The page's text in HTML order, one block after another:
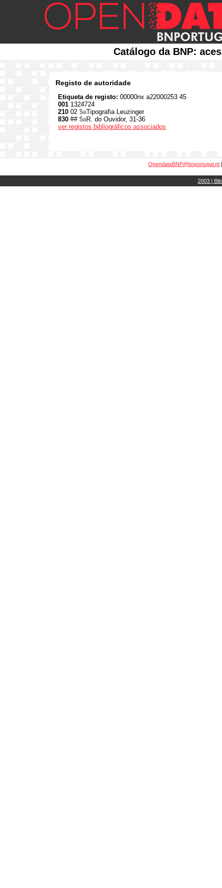
Catálogo da BNP:
Registo de autoridade
Etiqueta de registo: 00000nx a22000253 45
001 1324724
210 02 $aTipografia Leuzinger
830 ## $aR. do Ouvidor, 31-36
ver registos bibliográficos associados
OpendataBNP@bnportugal.pt
2003 |